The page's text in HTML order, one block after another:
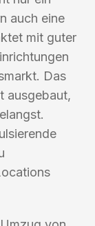
auch eine
mit guter
Das
ausgebaut,